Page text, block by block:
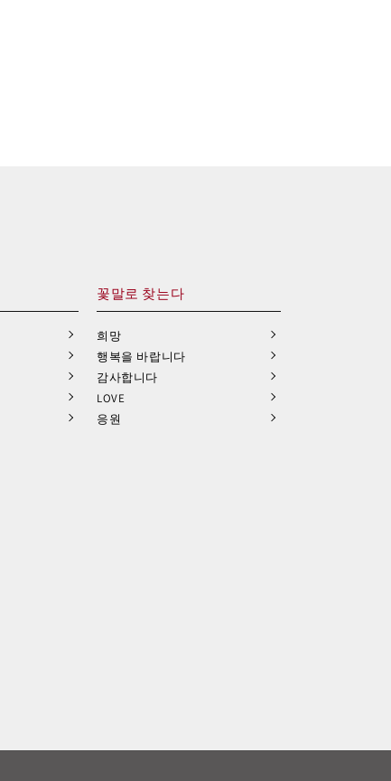
꽃말로 찾는다
희망
행복을 바랍니다
감사합니다
LOVE
응원